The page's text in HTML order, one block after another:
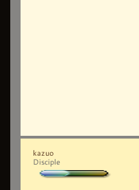
kazuo
Disciple